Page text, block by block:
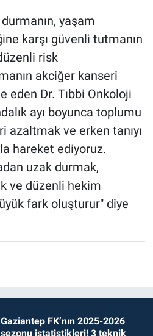
yaşam
karşı güvenli tutmanın
risk
akciğer kanseri
eden Dr. Tıbbi Onkoloji
ayı boyunca toplumu
azaltmak ve erken tanıyı
hareket ediyoruz.
uzak durmak,
ve düzenli hekim
fark oluşturur" diye
Gaziantep FK’nın 2025-2026
sezonu istatistikleri! 3 teknik